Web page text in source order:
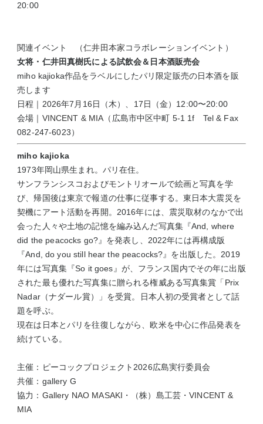
20:00
関連イベント （仁井田本家コラボレーションイベント）
女将・仁井田真樹氏による試飲会＆日本酒販売会
miho kajioka作品をラベルにしたパリ限定販売の日本酒を販
売します
日程｜2026年7月16日（木）、17日（金）12:00〜20:00
会場｜ VINCENT & MIA（ 広島市中区中町 5-1 1f Tel & Fax
082-247-6023）
miho kajioka
1973年岡山県生まれ。パリ在住。
サンフランシスコおよびモントリオールで絵画と写真を学
び、帰国後は東京で報道の仕事に従事する。東日本大震災を
契機にアート活動を再開。2016年には、震災取材のなかで出
会った人々や土地の記憶を編み込んだ写真集『And, where
did the peacocks go?』を発表し、2022年には再構成版
『And, do you still hear the peacocks?』を出版した。2019
年には写真集『So it goes』が、フランス国内でその年に出版
された最も優れた写真集に贈られる権威ある写真集賞「Prix
Nadar（ナダール賞）」を受賞。日本人初の受賞者として話
題を呼ぶ。
現在は日本とパリを往復しながら、欧米を中心に作品発表を
続けている。
主催：ピーコックプロジェクト2026広島実行委員会
共催：gallery G
協力： Gallery NAO MASAKI ・（株）島工芸・VINCENT &
MIA